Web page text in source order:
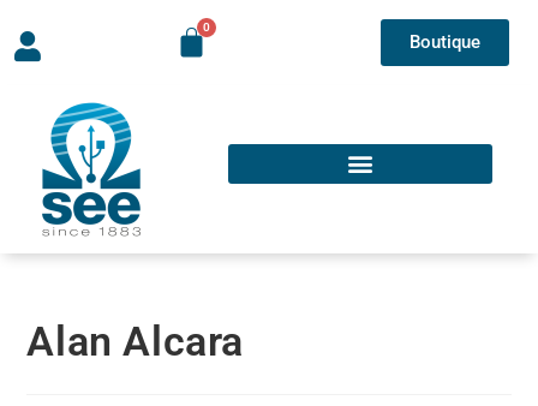
Boutique
Alan Alcara